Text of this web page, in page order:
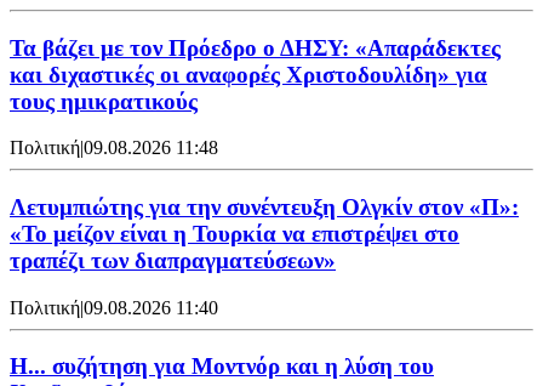
Τα βάζει με τον Πρόεδρο ο ΔΗΣΥ: «Απαράδεκτες
και διχαστικές οι αναφορές Χριστοδουλίδη» για
τους ημικρατικούς
Πολιτική|09.08.2026 11:48
Λετυμπιώτης για την συνέντευξη Ολγκίν στον «Π»:
«Το μείζον είναι η Τουρκία να επιστρέψει στο
τραπέζι των διαπραγματεύσεων»
Πολιτική|09.08.2026 11:40
Η... συζήτηση για Μοντνόρ και η λύση του